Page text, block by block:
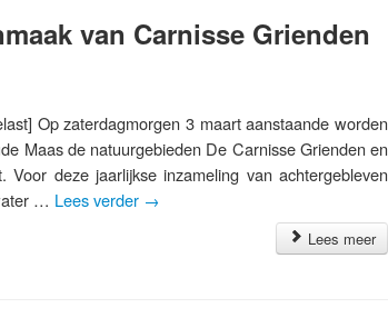
van Carnisse Grienden
Op zaterdagmorgen 3 maart aanstaande worden
Maas de natuurgebieden De Carnisse Grienden en
Voor deze jaarlijkse inzameling van achtergebleven
… Lees verder →
Lees meer